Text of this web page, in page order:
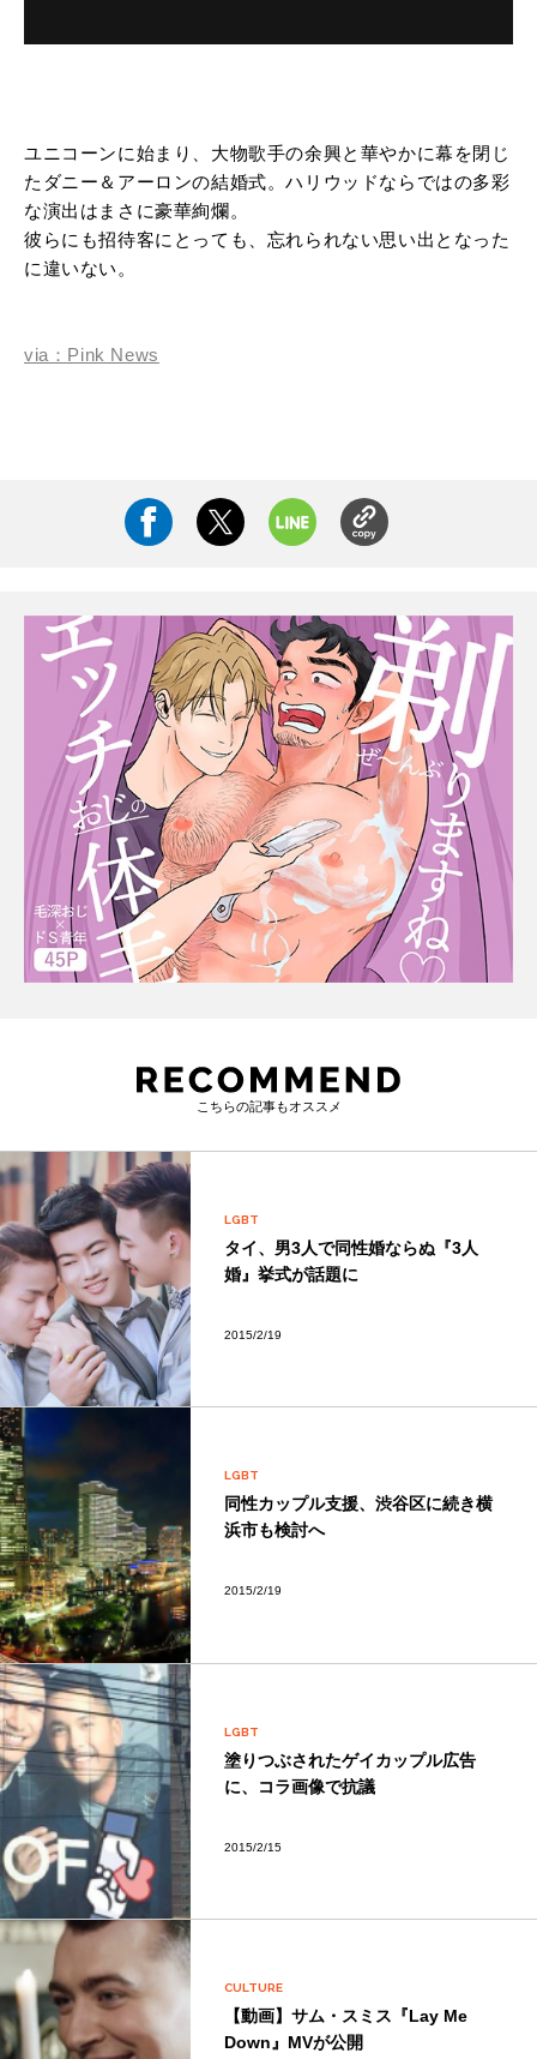
ユニコーンに始まり、大物歌手の余興と華やかに幕を閉じ
たダニー＆アーロンの結婚式。ハリウッドならではの多彩
な演出はまさに豪華絢爛。
彼らにも招待客にとっても、忘れられない思い出となった
に違いない。
via：Pink News
こちらの記事もオススメ
LGBT
タイ、男3人で同性婚ならぬ『3人
婚』挙式が話題に
2015/2/19
LGBT
同性カップル支援、渋谷区に続き横
浜市も検討へ
2015/2/19
LGBT
塗りつぶされたゲイカップル広告
に、コラ画像で抗議
2015/2/15
CULTURE
【動画】サム・スミス『Lay Me
Down』MVが公開